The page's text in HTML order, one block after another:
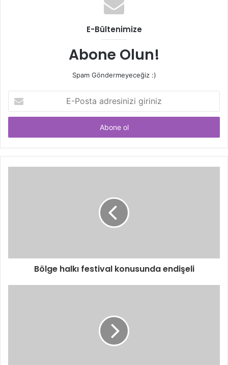
E-Bültenimize
Abone Olun!
Spam Göndermeyeceğiz :)
Posta
adresinizi
Bölge halkı festival konusunda endişeli